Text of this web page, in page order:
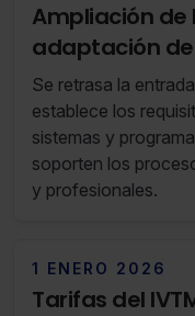
Ampliación de
adaptación
informáticos
02 de
Diciembre de
Se retrasa la
establece los
sistemas y
soporten los
y profesionales.
1 ENERO 2026
Tarifas del